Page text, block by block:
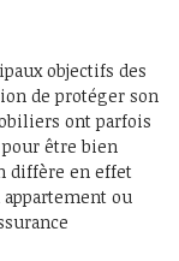
objectifs des
de protéger son
ont parfois
être bien
diffère en effet
ou